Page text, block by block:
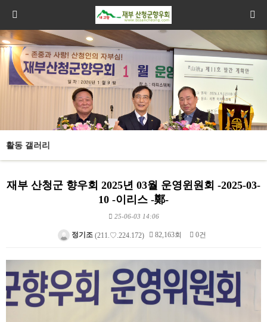
활동 갤러리
재부 산청군 향우회 2025년 03월 운영윈원회 -2025-03-
10 -이리스 -鄭-
25-06-03 14:06
정기조 (211.♡.224.172) 82,163회 0건